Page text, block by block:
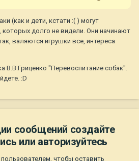
(как и дети, кстати :( ) могут
которых долго не видели. Они начинают
валяются игрушки все, интереса
В.В.Гриценко "Перевоспитание собак".
:D
сообщений создайте
или авторизуйтесь
чтобы оставить